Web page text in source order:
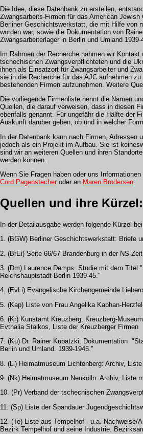
Die Idee, diese Datenbank zu erstellen,
Zwangsarbeits-Firmen für das American
Berliner Geschichtswerkstatt, die mit Hilfe von
worden war, sowie die Dokumentation von
Zwangsarbeiterlager in Berlin und Umland
Im Rahmen der Recherche nahmen wir
tschechischen Zwangsverpflichteten und die
ihnen als Einsatzort für Zwangsarbeiter und
sie in die Recherche für das AJC aufnehmen
bestehenden Firmen aufzunehmen. Weitere
Die vorliegende Firmenliste nennt die Namen
Quellen, die darauf verweisen, dass in diesen
ebenfalls genannt. Für ungefähr die Hälfte der
Auskunft darüber geben, ob und in welcher
In der Datenbank kann nach Firmen,
jedoch als ein Projekt im Aufbau. Sie ist
sind wir an weiteren Quellen und ihren
werden können.
Wenn Sie Fragen haben oder uns
Cord Pagenstecher oder an Maren Brodersen.
Quellen und ihre Kürzel:
In der Detailausgabe werden folgende Kürzel
1. (BGW) Berliner Geschichtswerkstatt: Briefe
2. (BrEi) Seite 66/67 Brandenburg in der NS-
3. (Dm) Laurence Demps: Studie mit dem Titel
Reichshauptstadt Berlin 1939-45."
4. (EvLi) Evangelische Kirchengemeinde
5. (Kap) Liste von Frau Angelika Kaphan-
6. (Kr) Kunstamt Kreuzberg, Kreuzberg-
Evthalia Staikos, Liste der Kreuzberger Firmen
7. (Ku) Dr. Rainer Kubatzki: Dokumentation
Berlin und Umland. 1939-1945."
8. (Li) Heimatmuseum Lichtenberg: Archiv,
9. (Nk) Heimatmuseum Neukölln: Archiv, Liste
10. (Pr) Verband der tschechischen
11. (Sp) Liste der Spandauer
12. (Te) Liste aus Tempelhof - u.a.
Bezirk Tempelhof und seine Industrie.